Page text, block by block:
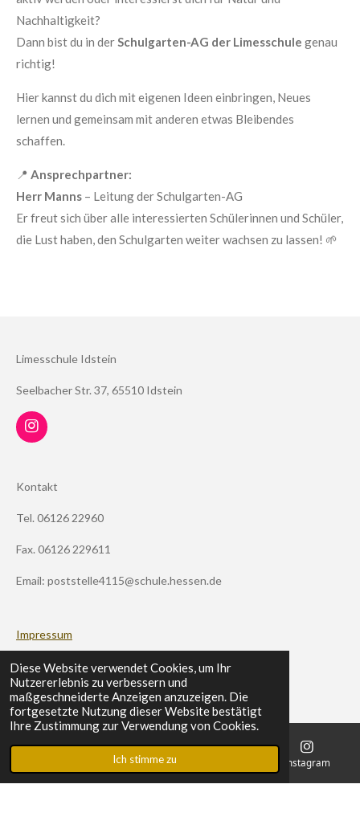
Diese Website verwendet Cookies, um Ihr
Nutzererlebnis zu verbessern und
maßgeschneiderte Anzeigen anzuzeigen. Die
fortgesetzte Nutzung dieser Website bestätigt
Ihre Zustimmung zur Verwendung von Cookies.
Ich stimme zu
Nachhaltigkeit?
Dann bist du in der Schulgarten-AG der Limesschule genau
richtig!
Hier kannst du dich mit eigenen Ideen einbringen, Neues
lernen und gemeinsam mit anderen etwas Bleibendes
schaffen.
📍 Ansprechpartner:
Herr Manns – Leitung der Schulgarten-AG
Er freut sich über alle interessierten Schülerinnen und Schüler,
die Lust haben, den Schulgarten weiter wachsen zu lassen! 🌱
Limesschule Idstein
Seelbacher Str. 37, 65510 Idstein
I
n
a
r
m
Kontakt
Tel. 06126 22960
Fax. 06126 229611
Email: poststelle4115@schule.hessen.de
Impressum
Datenschutz
Schulportal
Telefon Instagram